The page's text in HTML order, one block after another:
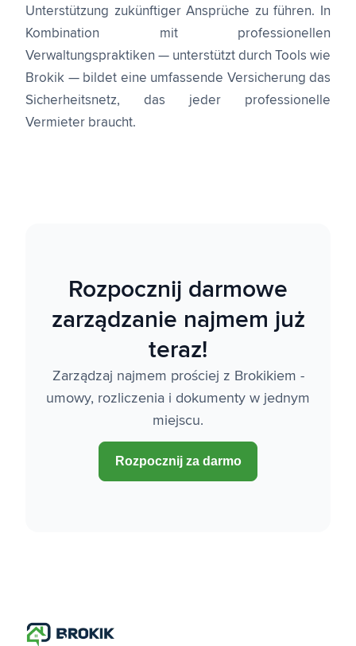
Unterstützung zukünftiger Ansprüche zu führen. In
Kombination mit professionellen
Verwaltungspraktiken — unterstützt durch Tools wie
Brokik — bildet eine umfassende Versicherung das
Sicherheitsnetz, das jeder professionelle
Vermieter braucht.
Rozpocznij darmowe
zarządzanie najmem już
teraz!
Zarządzaj najmem prościej z Brokikiem -
umowy, rozliczenia i dokumenty w jednym
miejscu.
Rozpocznij za darmo